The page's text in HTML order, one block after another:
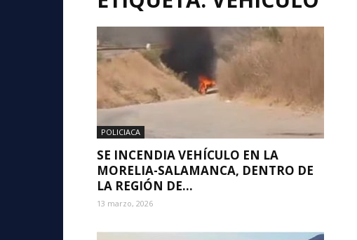
POLICIACA
SE INCENDIA VEHÍCULO EN LA
MORELIA-SALAMANCA, DENTRO DE
LA REGIÓN DE...
13 marzo, 2026